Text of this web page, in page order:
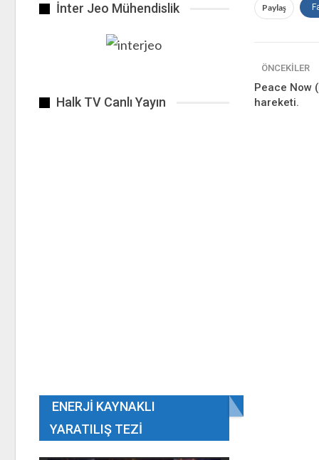
Paylaş
ÖNCEKILER
Peace Now
hareketi.
İnter Jeo Mühendislik
Halk TV Canlı Yayın
ENERJI KAYNAKLI
YARATILIŞ TEZI